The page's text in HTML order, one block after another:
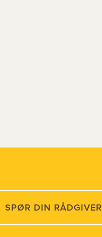
SPØR DIN RÅDGIVER